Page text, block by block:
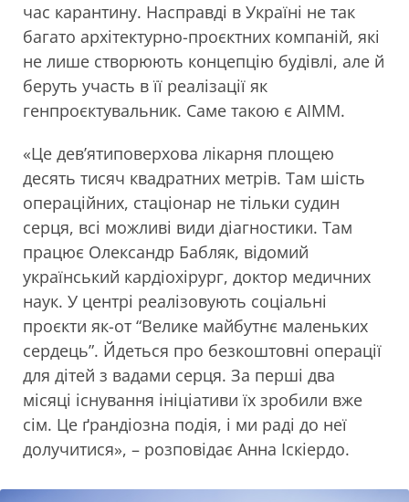
час карантину. Насправді в Україні не так
багато архітектурно-проєктних компаній, які
не лише створюють концепцію будівлі, але й
беруть участь в її реалізації як
генпроєктувальник. Саме такою є AIMM.
«Це дев’ятиповерхова лікарня площею
десять тисяч квадратних метрів. Там шість
операційних, стаціонар не тільки судин
серця, всі можливі види діагностики. Там
працює Олександр Бабляк, відомий
український кардіохірург, доктор медичних
наук. У центрі реалізовують соціальні
проєкти як-от “Велике майбутнє маленьких
сердець”. Йдеться про безкоштовні операції
для дітей з вадами серця. За перші два
місяці існування ініціативи їх зробили вже
сім. Це ґрандіозна подія, і ми раді до неї
долучитися», – розповідає Анна Іскіердо.